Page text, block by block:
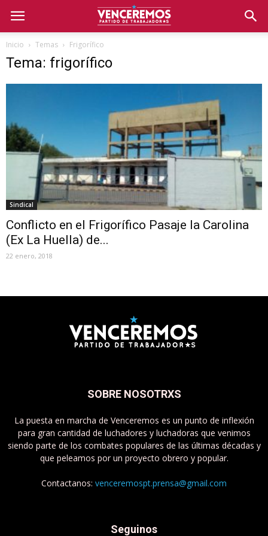
Inicio Temas Frigorífico
Tema: frigorífico
Sindical
Conflicto en el Frigorífico Pasaje la Carolina
(Ex La Huella) de...
22 enero, 2018
SOBRE NOSOTRXS
La puesta en marcha de Venceremos es un punto de inflexión
para gran cantidad de luchadores y luchadoras que venimos
siendo parte de los combates populares de las últimas décadas y
que peleamos por un proyecto obrero y popular.
Contactanos: venceremospt.prensa@gmail.com
Seguinos